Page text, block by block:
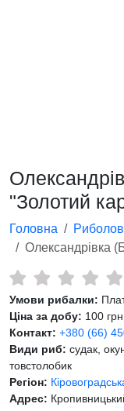
"Золотий
Головна
Олександрівка
Умови рибалки:
Ціна за добу: 100 грн
Контакт: +380 (66)
Види риб: судак,
товстолобик
Регіон:
Адрес: